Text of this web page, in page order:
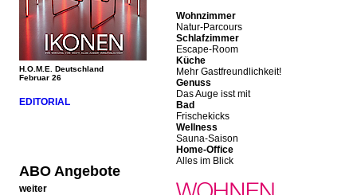
H.O.M.E. Deutschland
Februar 26
EDITORIAL
ABO Angebote
weiter
Wohnzimmer
Natur-Parcours
Schlafzimmer
Escape-Room
Küche
Mehr Gastfreundlichkeit!
Genuss
Das Auge isst mit
Bad
Frischekicks
Wellness
Sauna-Saison
Home-Office
Alles im Blick